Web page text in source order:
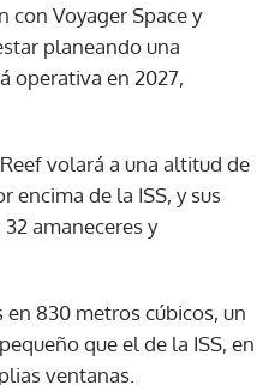
con Voyager Space y
planeando una
operativa en 2027,
volará a una altitud de
encima de la ISS, y sus
amaneceres y
en 830 metros cúbicos, un
que el de la ISS, en
ventanas.